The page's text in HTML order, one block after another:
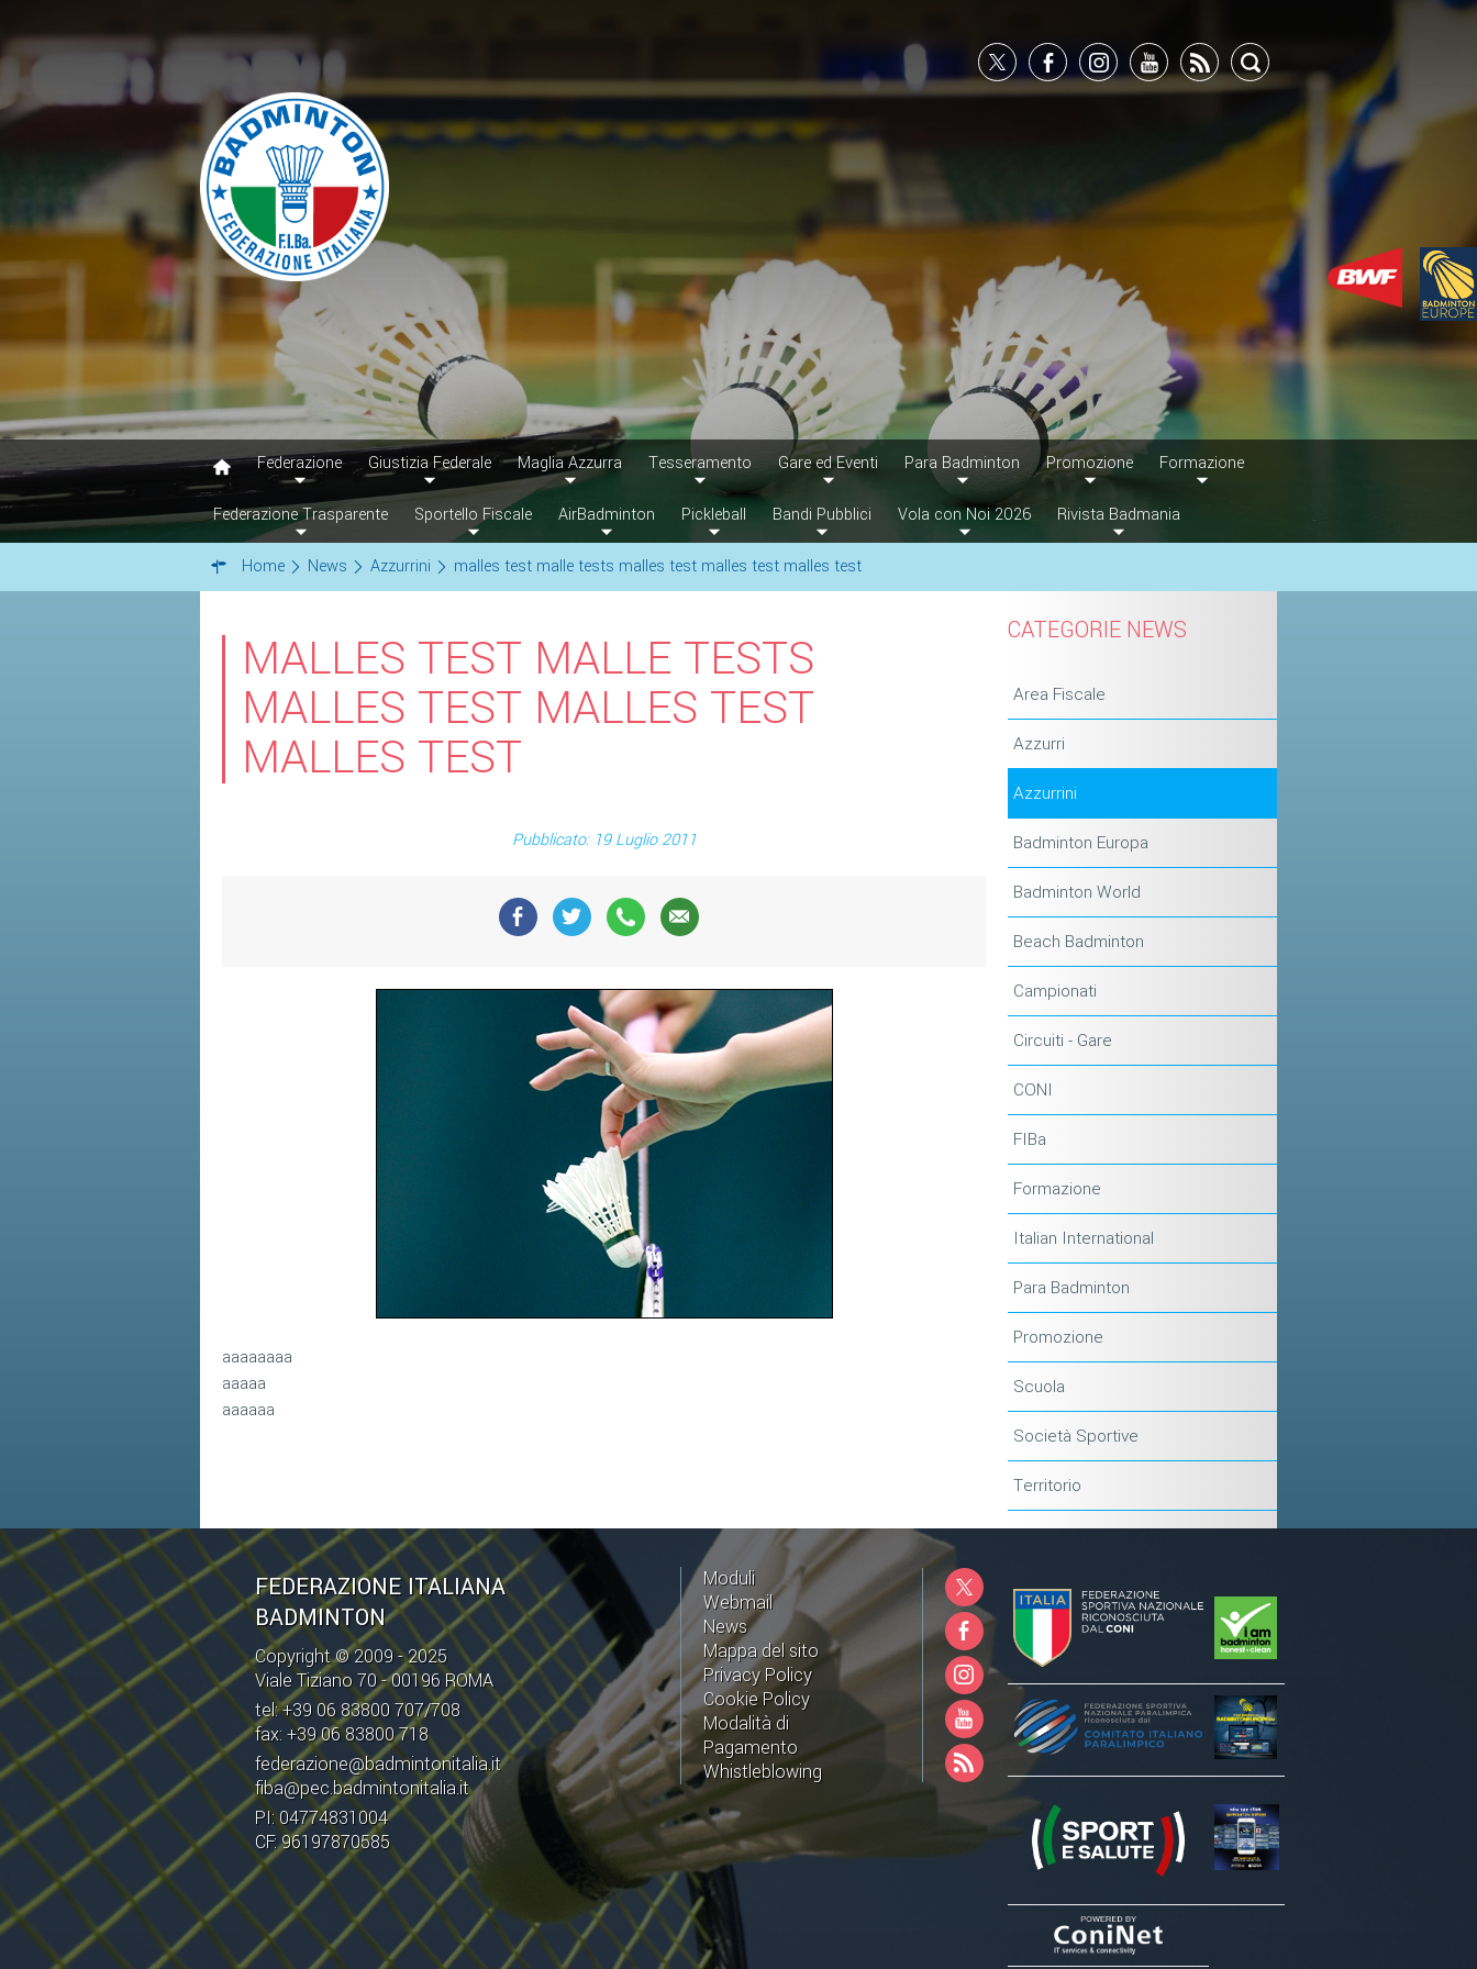
Federazione Giustizia Federale Maglia Azzurra Tesseramento Gare ed Eventi Para Badminton Promozione Formazione
Federazione Trasparente Sportello Fiscale AirBadminton Pickleball Bandi Pubblici Vola con Noi 2026 Rivista Badmania
Home News Azzurrini malles test malle tests malles test malles test malles test
MALLES TEST MALLE TESTS
MALLES TEST MALLES TEST
MALLES TEST
Pubblicato: 19 Luglio 2011
aaaaaaaa
aaaaa
aaaaaa
CATEGORIE NEWS
Area Fiscale
Azzurri
Azzurrini
Badminton Europa
Badminton World
Beach Badminton
Campionati
Circuiti - Gare
CONI
FIBa
Formazione
Italian International
Para Badminton
Promozione
Scuola
Società Sportive
Territorio
FEDERAZIONE ITALIANA
BADMINTON
Copyright © 2009 - 2025
Viale Tiziano 70 - 00196 ROMA
tel: +39 06 83800 707/708
fax: +39 06 83800 718
federazione@badmintonitalia.it
fiba@pec.badmintonitalia.it
PI: 04774831004
CF: 96197870585
Moduli
Webmail
News
Mappa del sito
Privacy Policy
Cookie Policy
Modalità di
Pagamento
Whistleblowing